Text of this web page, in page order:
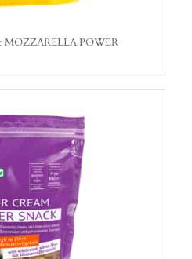
MOZZARELLA POWER